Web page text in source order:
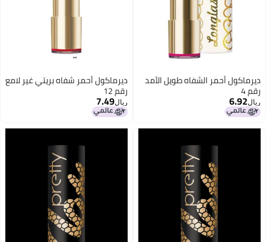
12
ديرماكول أحمر الشفاه طويل الأمد
رقم 4
ريال6.92
15
ديرماكول أحمر شفاه بريتي غير لامع
رقم 12
ريال7.49